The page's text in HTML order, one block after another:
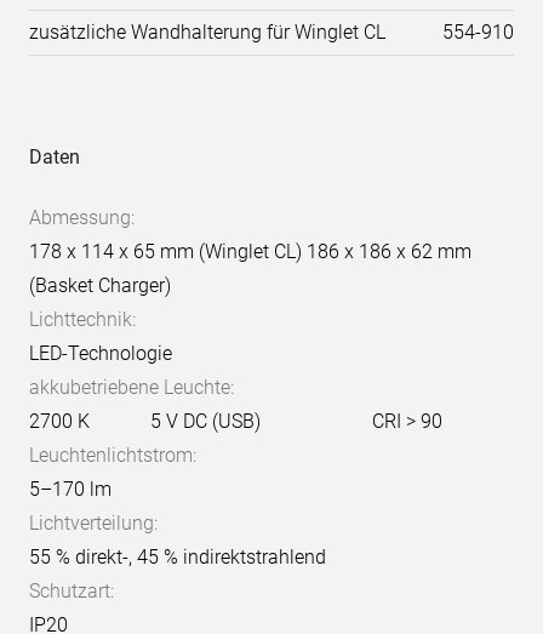
zusätzliche Wandhalterung für Winglet CL 554-910
Anwendungs-
Bilder
Produkt-
Daten
Daten
Abmessung:
178 x 114 x 65 mm (Winglet CL) 186 x 186 x 62 mm
(Basket Charger)
Lichttechnik:
LED-Technologie
akkubetriebene Leuchte:
2700 K
5 V DC (USB)
CRI > 90
Leuchtenlichtstrom:
5–170 lm
Lichtverteilung:
55 % direkt-, 45 % indirektstrahlend
Schutzart:
IP20